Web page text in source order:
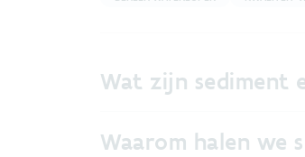
Wat zijn sediment
Waarom halen we